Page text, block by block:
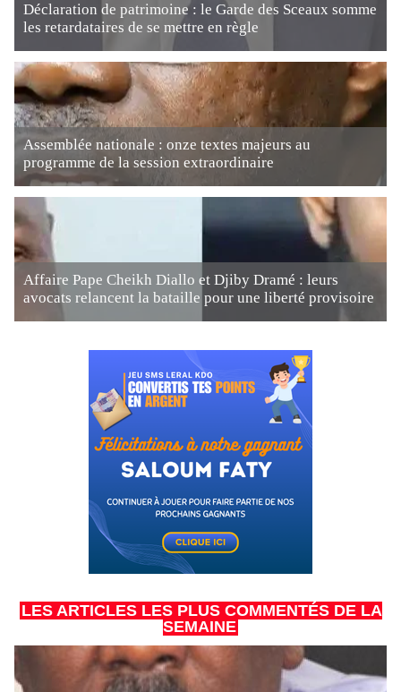
Déclaration de patrimoine : le Garde des Sceaux somme
les retardataires de se mettre en règle
Assemblée nationale : onze textes majeurs au
programme de la session extraordinaire
Affaire Pape Cheikh Diallo et Djiby Dramé : leurs
avocats relancent la bataille pour une liberté provisoire
LES ARTICLES LES PLUS COMMENTÉS DE LA
SEMAINE